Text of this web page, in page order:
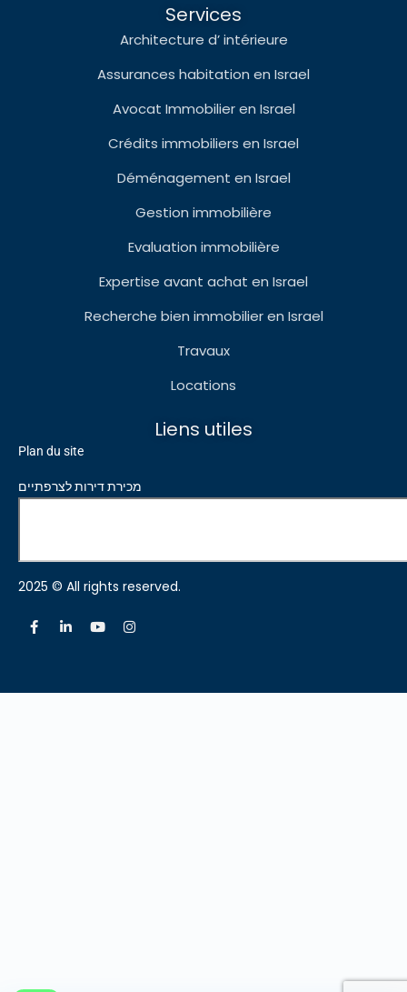
Services
Architecture d’ intérieure
Assurances habitation en Israel
Avocat Immobilier en Israel
Crédits immobiliers en Israel
Déménagement en Israel
Gestion immobilière
Evaluation immobilière
Expertise avant achat en Israel
Recherche bien immobilier en Israel
Travaux
Locations
Liens utiles
Plan du site
מכירת דירות לצרפתיים
2025 © All rights reserved.